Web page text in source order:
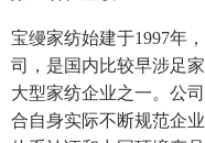
宝缦家纺始建于1997年
司，是国内比较早涉足
大型家纺企业之一。公
合自身实际不断规范企